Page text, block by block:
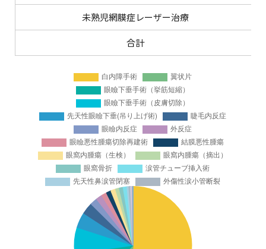
未熟児網膜症レーザー治療
合計